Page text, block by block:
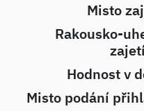
Misto
Rakousko-
Hodnost v
Misto podání